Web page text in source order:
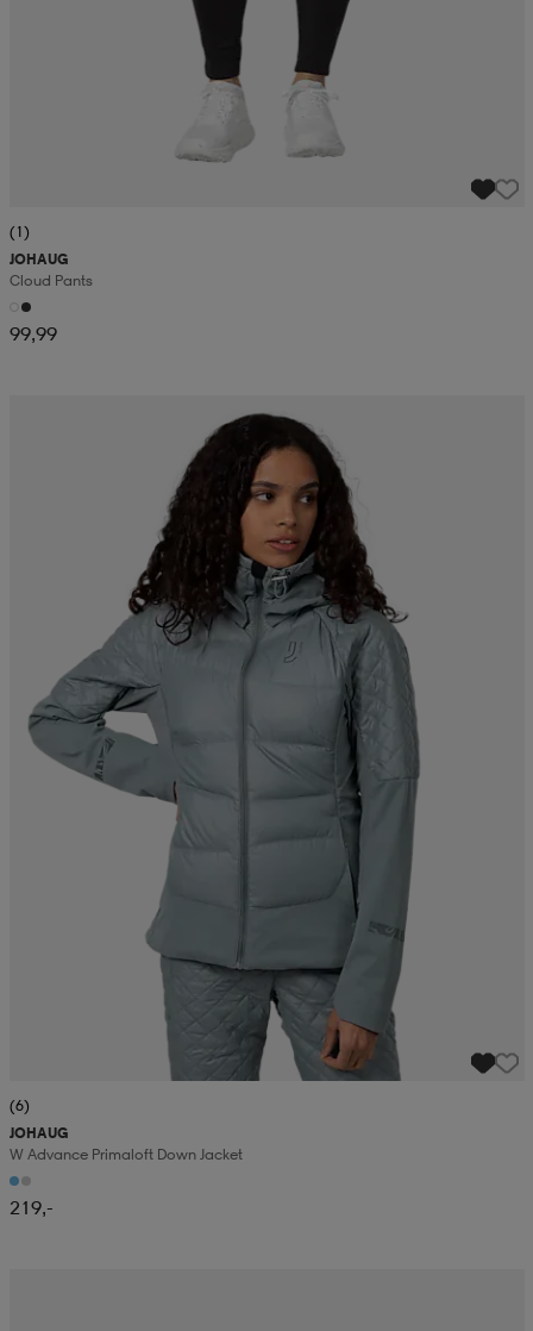
(1)
JOHAUG
Cloud Pants
99,99
(6)
JOHAUG
W Advance Primaloft Down Jacket
219,-